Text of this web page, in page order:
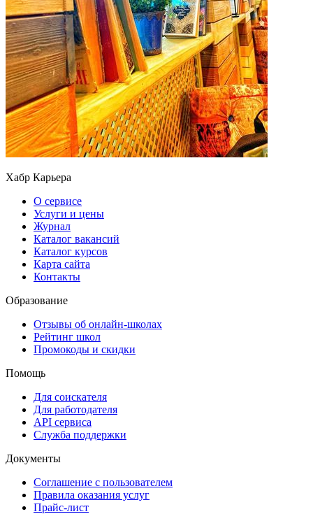
Хабр Карьера
О сервисе
Услуги и цены
Журнал
Каталог вакансий
Каталог курсов
Карта сайта
Контакты
Образование
Отзывы об онлайн-школах
Рейтинг школ
Промокоды и скидки
Помощь
Для соискателя
Для работодателя
API сервиса
Служба поддержки
Документы
Соглашение с пользователем
Правила оказания услуг
Прайс-лист